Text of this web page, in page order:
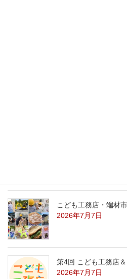
こども工務店・端材
2026年7月7日
第4回 こども工務店
2026年7月7日